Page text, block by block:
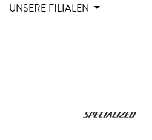
UNSERE FILIALEN